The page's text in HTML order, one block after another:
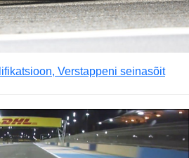
Verstappeni seinasõit